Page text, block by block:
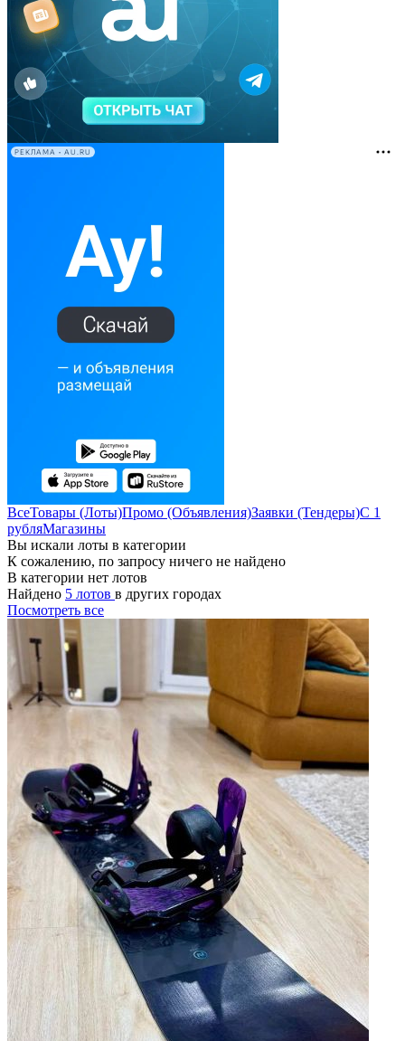
РЕКЛАМА • AU.RU
ВсеТовары (Лоты)Промо (Объявления)Заявки (Тендеры)С 1
рубляМагазины
Вы искали лоты в категории
К сожалению, по запросу ничего не найдено
В категории нет лотов
Найдено 5 лотов в других городах
Посмотреть все